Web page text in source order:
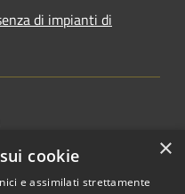
di impianti di
×
cookie
e assimilati strettamente